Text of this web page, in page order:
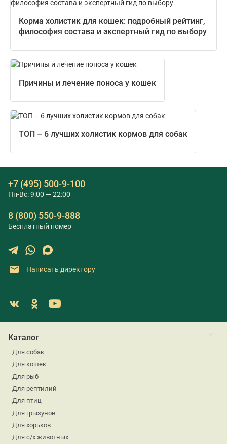
Корма холистик для кошек: подробный рейтинг,
философия состава и экспертный гид по выбору
Причины и лечение поноса у кошек
ТОП – 6 лучших холистик кормов для собак
+7 (495) 500-9-100
Пн-Вс: 9:00 — 22:00
8 (800) 550-9-888
Бесплатный номер
Написать директору
Каталог
Для собак
Для кошек
Для рыб
Для рептилий
Для птиц
Для грызунов
Для хорьков
Для с/х животных